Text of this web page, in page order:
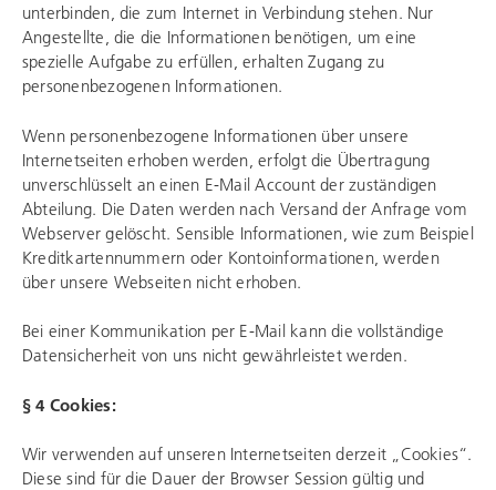
unterbinden, die zum Internet in Verbindung stehen. Nur
Angestellte, die die Informationen benötigen, um eine
spezielle Aufgabe zu erfüllen, erhalten Zugang zu
personenbezogenen Informationen.
Wenn personenbezogene Informationen über unsere
Internetseiten erhoben werden, erfolgt die Übertragung
unverschlüsselt an einen E-Mail Account der zuständigen
Abteilung. Die Daten werden nach Versand der Anfrage vom
Webserver gelöscht. Sensible Informationen, wie zum Beispiel
Kreditkartennummern oder Kontoinformationen, werden
über unsere Webseiten nicht erhoben.
Bei einer Kommunikation per E-Mail kann die vollständige
Datensicherheit von uns nicht gewährleistet werden.
§ 4 Cookies:
Wir verwenden auf unseren Internetseiten derzeit „Cookies“.
Diese sind für die Dauer der Browser Session gültig und